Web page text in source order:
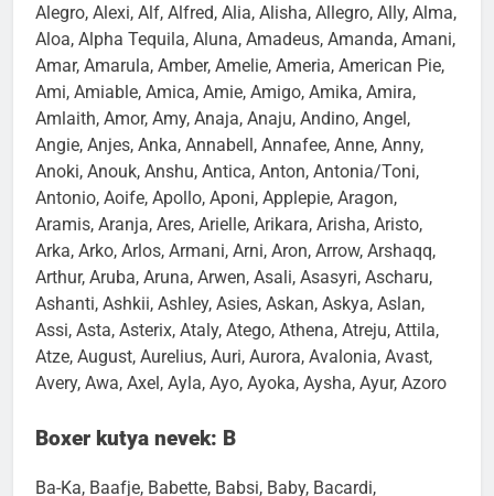
Alegro, Alexi, Alf, Alfred, Alia, Alisha, Allegro, Ally, Alma,
Aloa, Alpha Tequila, Aluna, Amadeus, Amanda, Amani,
Amar, Amarula, Amber, Amelie, Ameria, American Pie,
Ami, Amiable, Amica, Amie, Amigo, Amika, Amira,
Amlaith, Amor, Amy, Anaja, Anaju, Andino, Angel,
Angie, Anjes, Anka, Annabell, Annafee, Anne, Anny,
Anoki, Anouk, Anshu, Antica, Anton, Antonia/Toni,
Antonio, Aoife, Apollo, Aponi, Applepie, Aragon,
Aramis, Aranja, Ares, Arielle, Arikara, Arisha, Aristo,
Arka, Arko, Arlos, Armani, Arni, Aron, Arrow, Arshaqq,
Arthur, Aruba, Aruna, Arwen, Asali, Asasyri, Ascharu,
Ashanti, Ashkii, Ashley, Asies, Askan, Askya, Aslan,
Assi, Asta, Asterix, Ataly, Atego, Athena, Atreju, Attila,
Atze, August, Aurelius, Auri, Aurora, Avalonia, Avast,
Avery, Awa, Axel, Ayla, Ayo, Ayoka, Aysha, Ayur, Azoro
Boxer kutya nevek: B
Ba-Ka, Baafje, Babette, Babsi, Baby, Bacardi,